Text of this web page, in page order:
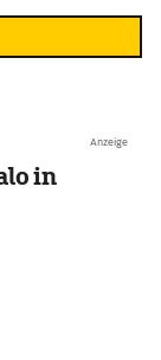
Anzeige
in